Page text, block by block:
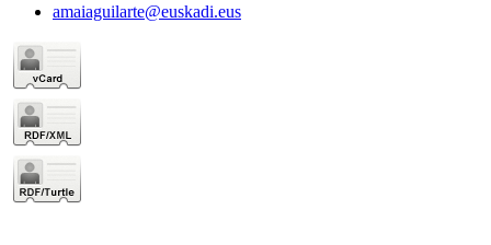
amaiaguilarte@euskadi.eus